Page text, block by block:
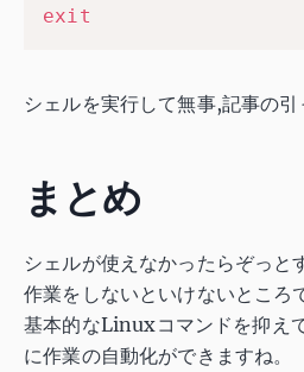
exit
シェルを実行して無事,記事の引
まとめ
シェルが使えなかったらぞっと
作業をしないといけないところ
基本的なLinuxコマンドを抑え
に作業の自動化ができますね。